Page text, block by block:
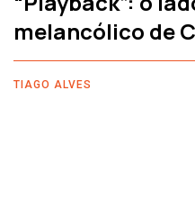
melancólico de
TIAGO ALVES